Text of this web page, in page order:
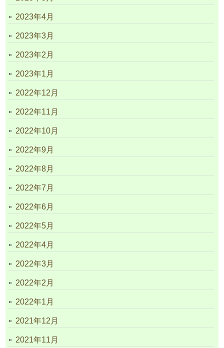
2023年4月
2023年3月
2023年2月
2023年1月
2022年12月
2022年11月
2022年10月
2022年9月
2022年8月
2022年7月
2022年6月
2022年5月
2022年4月
2022年3月
2022年2月
2022年1月
2021年12月
2021年11月